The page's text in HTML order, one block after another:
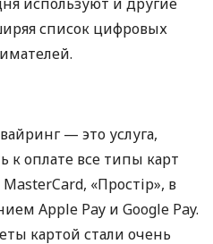
используют и другие
список цифровых
— это услуга,
оплате все типы карт
«Простір», в
Apple Pay и Google Pay.
картой стали очень